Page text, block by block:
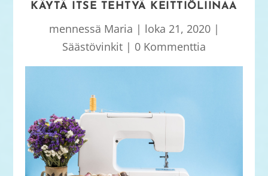
KÄYTÄ ITSE TEHTYÄ KEITTIÖLIINAA
mennessä Maria | loka 21, 2020|
Säästövinkit | 0 Kommenttia